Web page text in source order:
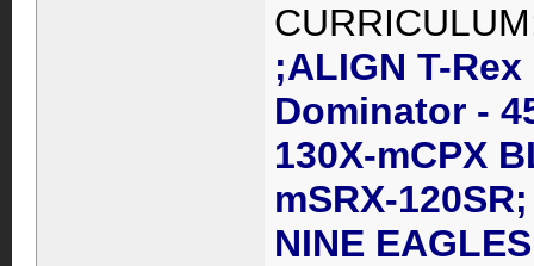
;ALIGN T-Rex
Dominator -
130X-mCPX
mSRX-
NINE